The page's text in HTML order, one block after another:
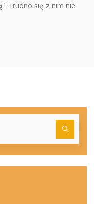
”. Trudno się z nim nie